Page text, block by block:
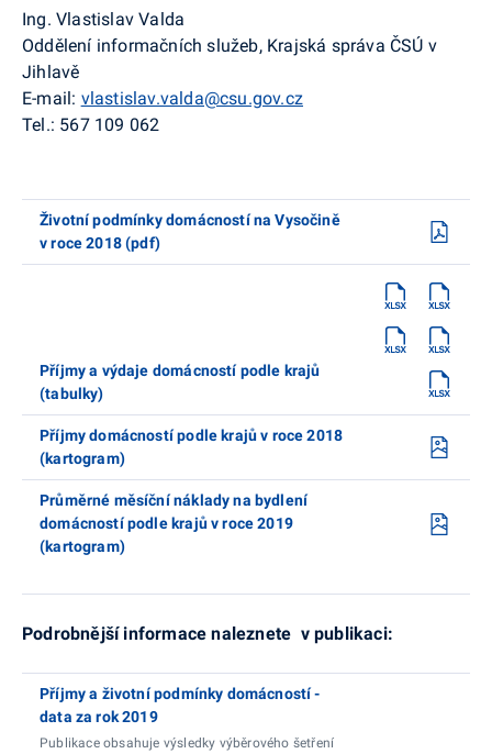
Ing. Vlastislav Valda
Oddělení informačních služeb, Krajská správa ČSÚ v
Jihlavě
E-mail: vlastislav.valda@csu.gov.cz
Tel.: 567 109 062
Životní podmínky domácností na Vysočině
v roce 2018 (pdf)
Příjmy a výdaje domácností podle krajů
(tabulky)
Příjmy domácností podle krajů v roce 2018
(kartogram)
Průměrné měsíční náklady na bydlení
domácností podle krajů v roce 2019
(kartogram)
Podrobnější informace naleznete v publikaci:
Příjmy a životní podmínky domácností -
data za rok 2019
Publikace obsahuje výsledky výběrového šetření